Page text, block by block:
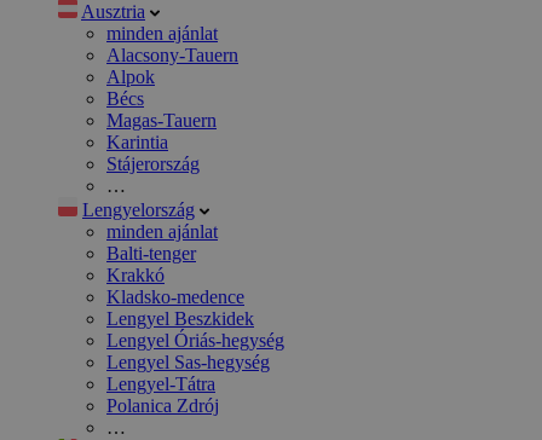
Ausztria
minden ajánlat
Alacsony-Tauern
Alpok
Bécs
Magas-Tauern
Karintia
Stájerország
…
Lengyelország
minden ajánlat
Balti-tenger
Krakkó
Kladsko-medence
Lengyel Beszkidek
Lengyel Óriás-hegység
Lengyel Sas-hegység
Lengyel-Tátra
Polanica Zdrój
…